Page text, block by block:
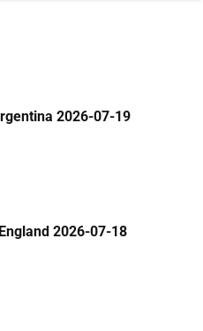
2026-07-19
2026-07-18